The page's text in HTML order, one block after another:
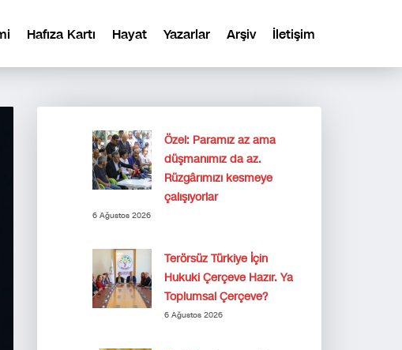
Hafıza Kartı Hayat Yazarlar Arşiv İletişim
Özel: Paramız az ama
düşmanımız da az.
Rüzgârımızı kesmeye
çalışıyorlar
6 Ağustos 2026
Terörsüz Türkiye İçin
Hukuki Çerçeve Hazır. Ya
Toplumsal Çerçeve?
6 Ağustos 2026